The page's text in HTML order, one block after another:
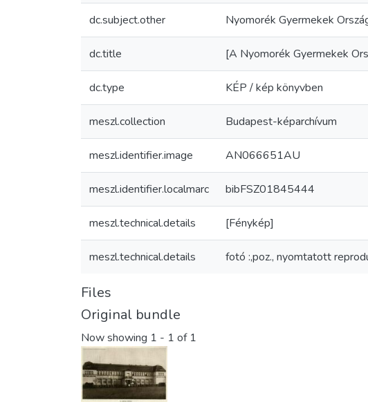
dc.subject.other Nyomorék Gyermekek
dc.title [A Nyomorék Gyermekek
dc.type KÉP / kép könyvben
meszl.collection Budapest-képarchívum
meszl.identifier.image AN066651AU
meszl.identifier.localmarc bibFSZ01845444
meszl.technical.details [Fénykép]
meszl.technical.details fotó :,poz., nyomtatott
Files
Original bundle
Now showing 1 - 1 of 1